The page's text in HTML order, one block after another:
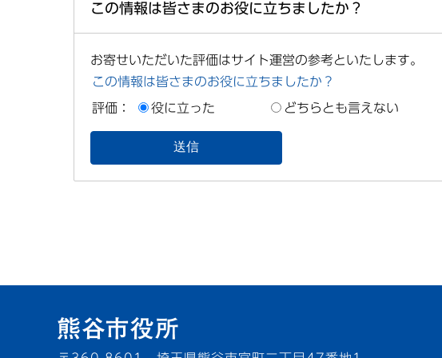
この情報は皆さまのお役に立ちましたか？
お寄せいただいた評価はサイト運営の参考といたします。
この情報は皆さまのお役に立ちましたか？
評価： 役に立った どちらとも言えない